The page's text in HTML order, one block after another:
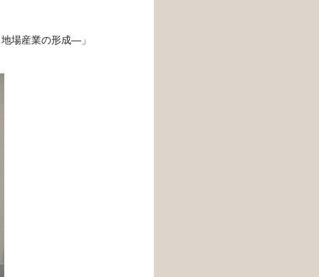
場産業の形成―」